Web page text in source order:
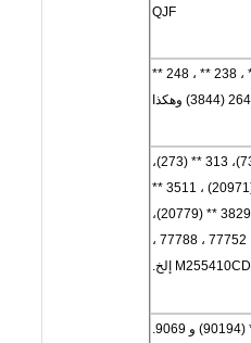
QJF
239 ** ، 230 ** ، 240 ** ، 231 ** ، 241 ** ، 222 ** ، 232 ** ، 223 ** ، 233 ** ، 213 ** ، 238 ** ، 248 **
329 ** (20079)، 210 ** (71)، 320 ** (20071)، 302 ** (72)، 322 ** (75)، 303 ** (73)، 313 ** (273)،
323 ** (76) ، 3519 ** (10979) ، 3529 ** (20979) ، 3510 ** (971) ، 3520 ** (20971) ، 3511 **
(10977) ، 3521 ** (20977) ، 3522 * * (975)، 319 ** (10076)، 3819 ** (10779)، 3829 ** (20779)،
3810 ** (777،771)، 3820 ** (20771)، 3811 ** (10777،777) على سبيل المثال : 77752 ، 77788 ،